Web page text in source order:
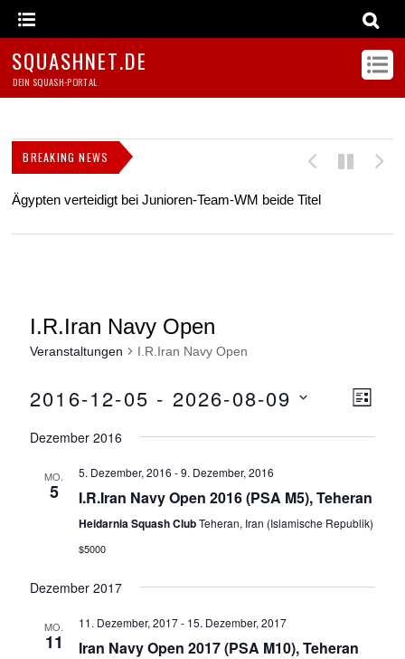
SQUASHNET.DE
DEIN SQUASH-PORTAL
BREAKING NEWS
Ägypten verteidigt bei Junioren-Team-WM beide Titel
I.R.Iran Navy Open
Veranstaltungen I.R.Iran Navy Open
L
S
2016-12-05 - 2026-08-09
a
h
Dezember 2016
MO.
5
5. Dezember, 2016 -9. Dezember, 2016
I.R.Iran Navy Open 2016 (PSA M5), Teheran
Heidarnia Squash ClubTeheran, Iran (Islamische Republik)
$5000
Dezember 2017
MO.
11
11. Dezember, 2017- 15. Dezember, 2017
Iran Navy Open 2017 (PSA M10), Teheran